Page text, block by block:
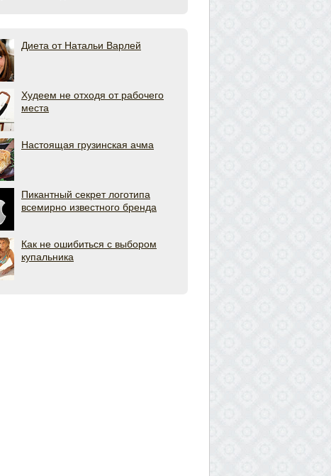
Диета от Натальи Варлей
Худеем не отходя от рабочего
места
Настоящая грузинская ачма
Пикантный секрет логотипа
всемирно известного бренда
Как не ошибиться с выбором
купальника